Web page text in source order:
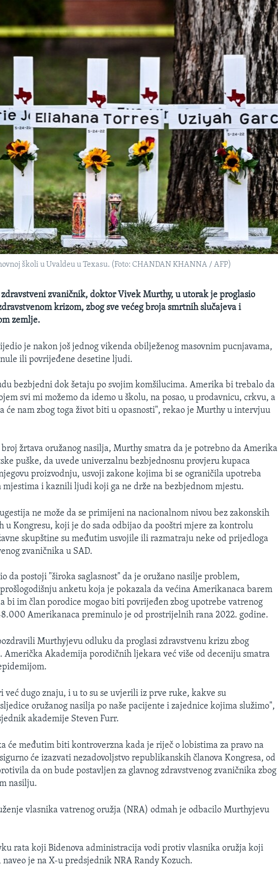
školi u Uvaldeu u Texasu. (Foto: CHANDAN KHANNA / AFP)
zvaničnik, doktor Vivek Murthy, u utorak je proglasio
krizom, zbog sve većeg broja smrtnih slučajeva i
zemlje.
je nakon još jednog vikenda obilježenog masovnim pucnjavama,
ili povrijeđene desetine ljudi.
bezbjedni dok šetaju po svojim komšilucima. Amerika bi trebalo da
svi mi možemo da idemo u školu, na posao, u prodavnicu, crkvu, a
će nam zbog toga život biti u opasnosti", rekao je Murthy u intervjuu
broj žrtava oružanog nasilja, Murthy smatra da je potrebno da Amerika
puške, da uvede univerzalnu bezbjednosnu provjeru kupaca
proizvodnju, usvoji zakone kojima bi se ograničila upotreba
mjestima i kaznili ljudi koji ga ne drže na bezbjednom mjestu.
ne može da se primijeni na nacionalnom nivou bez zakonskih
u Kongresu, koji je do sada odbijao da pooštri mjere za kontrolu
skupštine su međutim usvojile ili razmatraju neke od prijedloga
zvaničnika u SAD.
da postoji "široka saglasnost" da je oružano nasilje problem,
anketu koja je pokazala da većina Amerikanaca barem
bi im član porodice mogao biti povrijeđen zbog upotrebe vatrenog
Amerikanaca preminulo je od prostrijelnih rana 2022. godine.
Murthyjevu odluku da proglasi zdravstvenu krizu zbog
Američka Akademija porodičnih ljekara već više od deceniju smatra
već dugo znaju, i u to su se uvjerili iz prve ruke, kakve su
oružanog nasilja po naše pacijente i zajednice kojima služimo",
akademije Steven Furr.
će međutim biti kontroverzna kada je riječ o lobistima za pravo na
će izazvati nezadovoljstvo republikanskih članova Kongresa, od
da on bude postavljen za glavnog zdravstvenog zvaničnika zbog
nasilju.
vlasnika vatrenog oružja (NRA) odmah je odbacilo Murthyjevu
rata koji Bidenova administracija vodi protiv vlasnika oružja koji
je na X-u predsjednik NRA Randy Kozuch.